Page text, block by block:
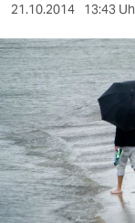
sport
berlin
nord
wahrheit
verlag
21.10.2014 13:43